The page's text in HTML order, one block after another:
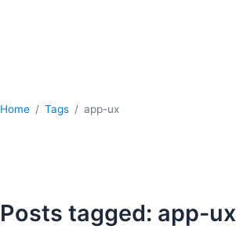
Home Tags app-ux
Posts tagged: app-ux